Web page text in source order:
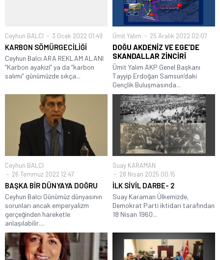
Ceyhun BALCI 3 Ocak 2022 01:49
KARBON SÖMÜRGECİLİĞİ
Ceyhun Balcı ARA REKLAM ALANI
“Karbon ayakizi” ya da “karbon
salımı” günümüzde sıkça...
Ümit Yalım 25 Aralık 2022 02:07
DOĞU AKDENİZ VE EGE’DE
SKANDALLAR ZİNCİRİ
Ümit Yalım AKP Genel Başkanı
Tayyip Erdoğan Samsun’daki
Gençlik Buluşmasında...
Ceyhun BALCI
26 Temmuz 2022 12:47
BAŞKA BİR DÜNYAYA DOĞRU
Ceyhun Balcı Günümüz dünyasının
sorunları ancak emperyalizm
gerçeğinden hareketle
anlaşılabilir....
Suay KARAMAN
28 Nisan 2025 00:15
İLK SİVİL DARBE- 2
Suay Karaman Ülkemizde,
Demokrat Parti iktidarı tarafından
18 Nisan 1960...